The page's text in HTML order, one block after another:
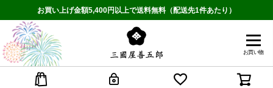
お買い上げ金額5,400円以上で送料無料（配送先1件あたり）
お買い物